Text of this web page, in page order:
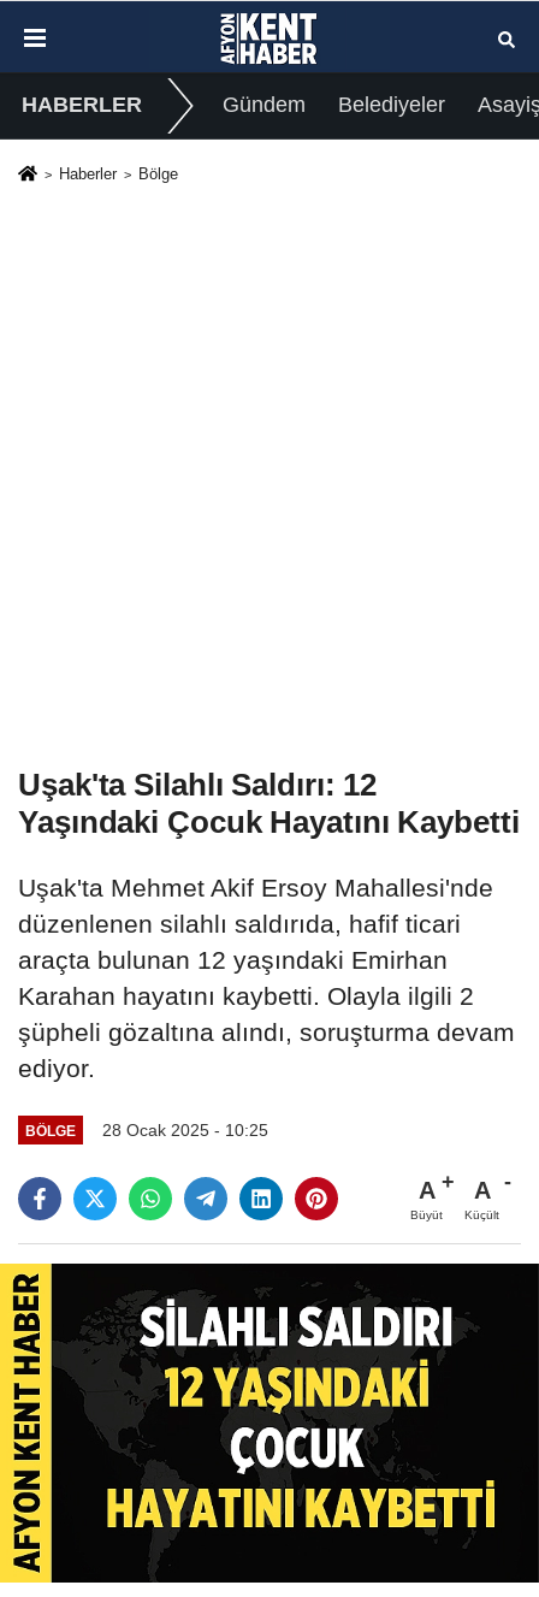
HABERLER Gündem Belediyeler
Haberler Bölge
Uşak'ta Silahlı Saldırı: 12
Yaşındaki Çocuk Hayatını Kaybetti
Uşak'ta Mehmet Akif Ersoy Mahallesi'nde
düzenlenen silahlı saldırıda, hafif ticari
araçta bulunan 12 yaşındaki Emirhan
Karahan hayatını kaybetti. Olayla ilgili 2
şüpheli gözaltına alındı, soruşturma devam
ediyor.
BÖLGE 28 Ocak 2025 - 10:25
A
Büyüt
A
Küçült